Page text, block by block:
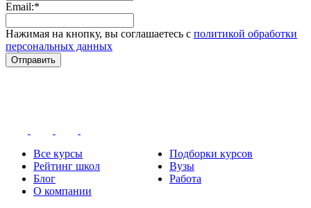
Email:*
Нажимая на кнопку, вы соглашаетесь с политикой обработки
персональных данных
Отправить
Все курсы
Подборки курсов
Рейтинг школ
Вузы
Блог
Работа
О компании